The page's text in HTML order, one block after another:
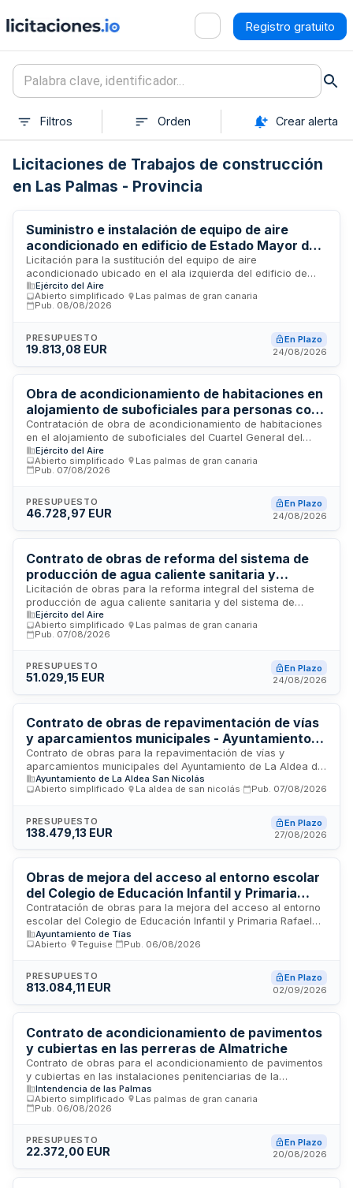
Registro gratuito
Filtros Orden Crear alerta
Licitaciones de Trabajos de construcción
en Las Palmas - Provincia
Suministro e instalación de equipo de aire
acondicionado en edificio de Estado Mayor del
Centro de Generales y de Mando de las Fuerzas
Armadas Españolas
Licitación para la sustitución del equipo de aire
acondicionado ubicado en el ala izquierda del edificio de
Estado Mayor del Centro de Generales y de Mando de las
Fuerzas Armadas Españolas. Los trabajos incluyen la
desinstalación del equipo existente, suministro e instalación
noventa días. La empresa adjudicataria será responsable de
todas las conexiones eléctricas, pruebas de estanqueidad
Ejército del Aire
Abierto simplificado
Las palmas de gran canaria
Pub. 08/08/2026
PRESUPUESTO
19.813,08 EUR
En Plazo
24/08/2026
Obra de acondicionamiento de habitaciones en
alojamiento de suboficiales para personas con
movilidad reducida del Cuartel General del
MACAN
Contratación de obra de acondicionamiento de habitaciones
en el alojamiento de suboficiales del Cuartel General del
MACAN destinado a permitir el uso por parte de personas
con movilidad reducida. La obra incluye las prestaciones
descritas en la memoria, planos y cuadros de precios del
administrativas del pliego. El contrato se rige por el
procedimiento abreviado y requiere el cumplimiento de los
Ejército del Aire
Abierto simplificado
Las palmas de gran canaria
Pub. 07/08/2026
PRESUPUESTO
46.728,97 EUR
En Plazo
24/08/2026
Contrato de obras de reforma del sistema de
producción de agua caliente sanitaria y
almacenamiento de agua fría en instalaciones
del Cuartel General del Mando Aéreo del
Ejército del Aire
Licitación de obras para la reforma integral del sistema de
producción de agua caliente sanitaria y del sistema de
almacenamiento de agua fría en las instalaciones del Cuartel
General del Mando Aéreo del Ejército del Aire. El contrato
incluye la ejecución de trabajos de mejora de
documentación técnica especificada en memoria, planos y
cuadros de precios. Se somete a la Ley de Contratos del
Ejército del Aire
Abierto simplificado
Las palmas de gran canaria
Pub. 07/08/2026
PRESUPUESTO
51.029,15 EUR
En Plazo
24/08/2026
Contrato de obras de repavimentación de vías
y aparcamientos municipales - Ayuntamiento
de La Aldea de San Nicolás
Contrato de obras para la repavimentación de vías y
aparcamientos municipales del Ayuntamiento de La Aldea de
San Nicolás. El proyecto incluye la ejecución de trabajos de
pavimentación en calzadas y zonas de estacionamiento
simplificado conforme a la normativa de contratos del sector
público. Las obras serán supervisadas por la dirección
seguridad y salud establecidos en la normativa de
construcción vigente.
Ayuntamiento de La Aldea San Nicolás
Abierto simplificado
La aldea de san nicolás Pub. 07/08/2026
PRESUPUESTO
138.479,13 EUR
En Plazo
27/08/2026
Obras de mejora del acceso al entorno escolar
del Colegio de Educación Infantil y Primaria
Rafael Cedrés en Tías, Lanzarote
Contratación de obras para la mejora del acceso al entorno
escolar del Colegio de Educación Infantil y Primaria Rafael
Cedrés situado en Tías, Lanzarote. El proyecto se enmarca
dentro del Plan de Actuación Integrado local y cuenta con
el marco del Programa Plurirregional 2021-2027. Las
actuaciones están dirigidas a mejorar la accesibilidad y las
así un desarrollo sostenible e inclusivo del municipio.
Ayuntamiento de Tías
Abierto
Teguise Pub. 06/08/2026
PRESUPUESTO
813.084,11 EUR
En Plazo
02/09/2026
Contrato de acondicionamiento de pavimentos
y cubiertas en las perreras de Almatriche
Contrato de obras para el acondicionamiento de pavimentos
y cubiertas en las instalaciones penitenciarias de la
Dirección del Órgano de Contratación ubicada en Las
Palmas de Gran Canaria. El objeto consiste en proporcionar
una superficie continua, lisa, resistente y de fácil limpieza en
hormigón existente que pueden provocar lesiones y
desgaste en los animales. Se incluye asimismo la colocación
Intendencia de las Palmas
Abierto simplificado
Las palmas de gran canaria
Pub. 06/08/2026
PRESUPUESTO
22.372,00 EUR
En Plazo
20/08/2026